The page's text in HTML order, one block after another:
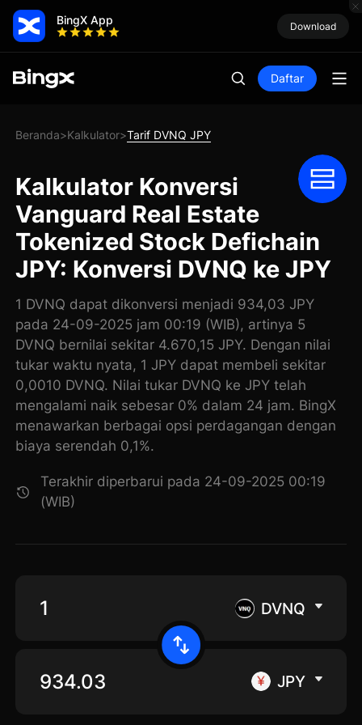
BingX App Download
Daftar
Beranda>Kalkulator>Tarif DVNQ JPY
Kalkulator Konversi
Vanguard Real Estate
Tokenized Stock Defichain
JPY: Konversi DVNQ ke JPY
1 DVNQ dapat dikonversi menjadi 934,03 JPY
pada 24-09-2025 jam 00:19 (WIB), artinya 5
DVNQ bernilai sekitar 4.670,15 JPY. Dengan nilai
tukar waktu nyata, 1 JPY dapat membeli sekitar
0,0010 DVNQ. Nilai tukar DVNQ ke JPY telah
mengalami naik sebesar 0% dalam 24 jam. BingX
menawarkan berbagai opsi perdagangan dengan
biaya serendah 0,1%.
Terakhir diperbarui pada 24-09-2025 00:19
(WIB)
DVNQ
JPY